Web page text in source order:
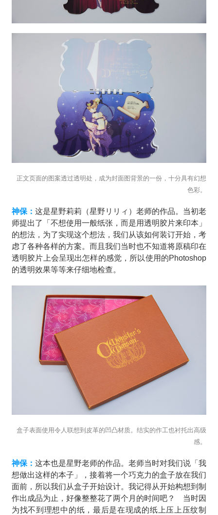
正文页面的图案透过透明处，成为封面图背景的一份，十分具有幻想
色彩。
神保： 这是星野莉莉（星野リリィ）老师的作品。当初老
师提出了「不想使用一般纸张，而是用透明胶片来印本」
的想法，为了实现这个想法，我们从该如何装订开始，考
虑了各种各样的方案。而且我们当时也不知道将原稿印在
透明胶片上会呈现出怎样的感觉，所以使用的Photoshop
的透明效果等等来仔细地检查。
盒子表面使用令人联想到皮革的凹凸材质。结实的作工也衬托出高级
感。
神保： 这本也是星野老师的作品。老师当时对我们说「我
想做出这样的本子」，接着将一个巧克力的盒子放在我们
面前，所以我们从盒子开始设计。我记得从开始构想到制
作出成品为止，好像整整花了两个月的时间吧？ 当时因
为找不到理想中的纸，最后是在现成的纸上压上压纹制